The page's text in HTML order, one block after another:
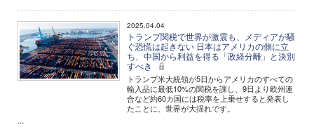
2025.04.04
トランプ関税で世界が激震も、メディアが騒
ぐ恐慌は起きない 日本はアメリカの側に立
ち、中国から利益を得る「政経分離」と決別
すべき
トランプ米大統領が5日からアメリカのすべての
輸入品に最低10%の関税を課し、9日より欧州連
合など約60カ国には税率を上乗せすると発表し
たことに、世界が大揺れです。
...